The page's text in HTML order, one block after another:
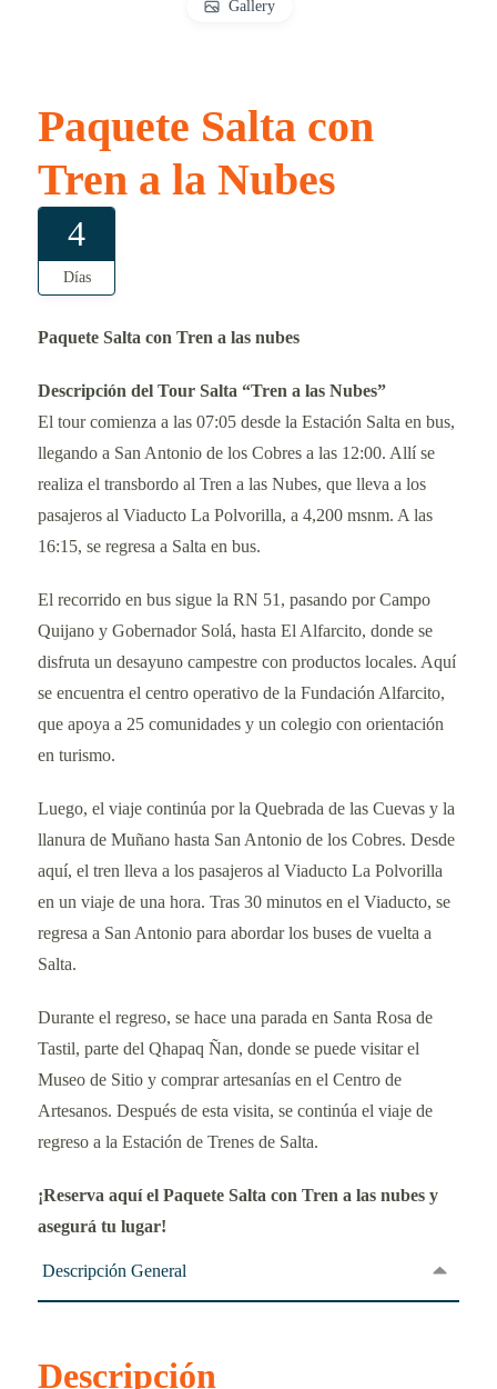
Gallery
Paquete Salta con
Tren a la Nubes
4
Días
Paquete Salta con Tren a las nubes
Descripción del Tour Salta “Tren a las Nubes”
El tour comienza a las 07:05 desde la Estación Salta en bus,
llegando a San Antonio de los Cobres a las 12:00. Allí se
realiza el transbordo al Tren a las Nubes, que lleva a los
pasajeros al Viaducto La Polvorilla, a 4,200 msnm. A las
16:15, se regresa a Salta en bus.
El recorrido en bus sigue la RN 51, pasando por Campo
Quijano y Gobernador Solá, hasta El Alfarcito, donde se
disfruta un desayuno campestre con productos locales. Aquí
se encuentra el centro operativo de la Fundación Alfarcito,
que apoya a 25 comunidades y un colegio con orientación
en turismo.
Luego, el viaje continúa por la Quebrada de las Cuevas y la
llanura de Muñano hasta San Antonio de los Cobres. Desde
aquí, el tren lleva a los pasajeros al Viaducto La Polvorilla
en un viaje de una hora. Tras 30 minutos en el Viaducto, se
regresa a San Antonio para abordar los buses de vuelta a
Salta.
Durante el regreso, se hace una parada en Santa Rosa de
Tastil, parte del Qhapaq Ñan, donde se puede visitar el
Museo de Sitio y comprar artesanías en el Centro de
Artesanos. Después de esta visita, se continúa el viaje de
regreso a la Estación de Trenes de Salta.
¡Reserva aquí el Paquete Salta con Tren a las nubes y
asegurá tu lugar!
Descripción General
Descripción